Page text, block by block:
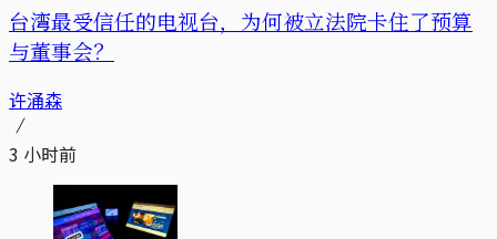
台湾最受信任的电视台，为何被立法院卡住了预算
与董事会？
许涌森
3 小时前